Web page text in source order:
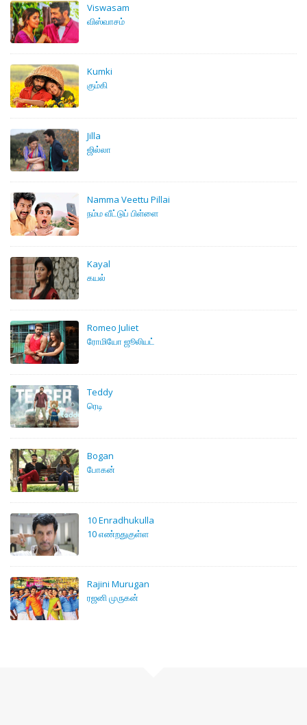
Viswasam
விஸ்வாசம்
Kumki
கும்கி
Jilla
ஜில்லா
Namma Veettu Pillai
நம்ம வீட்டுப் பிள்ளை
Kayal
கயல்
Romeo Juliet
ரோமியோ ஜூலியட்
Teddy
ரெடி
Bogan
போகன்
10 Enradhukulla
10 எண்றதுகுள்ள
Rajini Murugan
ரஜனி முருகன்